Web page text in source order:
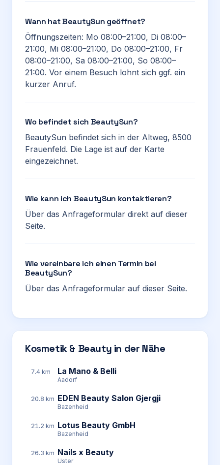
Wann hat BeautySun geöffnet?
Öffnungszeiten: Mo 08:00–21:00, Di 08:00–
21:00, Mi 08:00–21:00, Do 08:00–21:00, Fr
08:00–21:00, Sa 08:00–21:00, So 08:00–
21:00. Vor einem Besuch lohnt sich ggf. ein
kurzer Anruf.
Wo befindet sich BeautySun?
BeautySun befindet sich in der Altweg, 8500
Frauenfeld. Die Lage ist auf der Karte
eingezeichnet.
Wie kann ich BeautySun kontaktieren?
Über das Anfrageformular direkt auf dieser
Seite.
Wie vereinbare ich einen Termin bei
BeautySun?
Über das Anfrageformular auf dieser Seite.
Kosmetik & Beauty in der Nähe
7.4 km La Mano & Belli
Aadorf
20.8 km EDEN Beauty Salon Gjergji
Bazenheid
21.2 km Lotus Beauty GmbH
Bazenheid
26.3 km Nails x Beauty
Uster